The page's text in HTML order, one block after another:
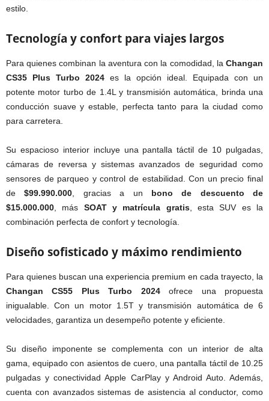
estilo.
Tecnología y confort para viajes largos
Para quienes combinan la aventura con la comodidad, la Changan
CS35 Plus Turbo 2024 es la opción ideal. Equipada con un
potente motor turbo de 1.4L y transmisión automática, brinda una
conducción suave y estable, perfecta tanto para la ciudad como
para carretera.
Su espacioso interior incluye una pantalla táctil de 10 pulgadas,
cámaras de reversa y sistemas avanzados de seguridad como
sensores de parqueo y control de estabilidad. Con un precio final
de$99.990.000 , gracias a un bono de descuento de
$15.000.000 , más SOAT y matrícula gratis, esta SUV es la
combinación perfecta de confort y tecnología.
Diseño sofisticado y máximo rendimiento
Para quienes buscan una experiencia premium en cada trayecto, la
Changan CS55 Plus Turbo 2024ofrece una propuesta
inigualable. Con un motor 1.5T y transmisión automática de 6
velocidades, garantiza un desempeño potente y eficiente.
Su diseño imponente se complementa con un interior de alta
gama, equipado con asientos de cuero, una pantalla táctil de 10.25
pulgadas y conectividad Apple CarPlay y Android Auto. Además,
cuenta con avanzados sistemas de asistencia al conductor, como